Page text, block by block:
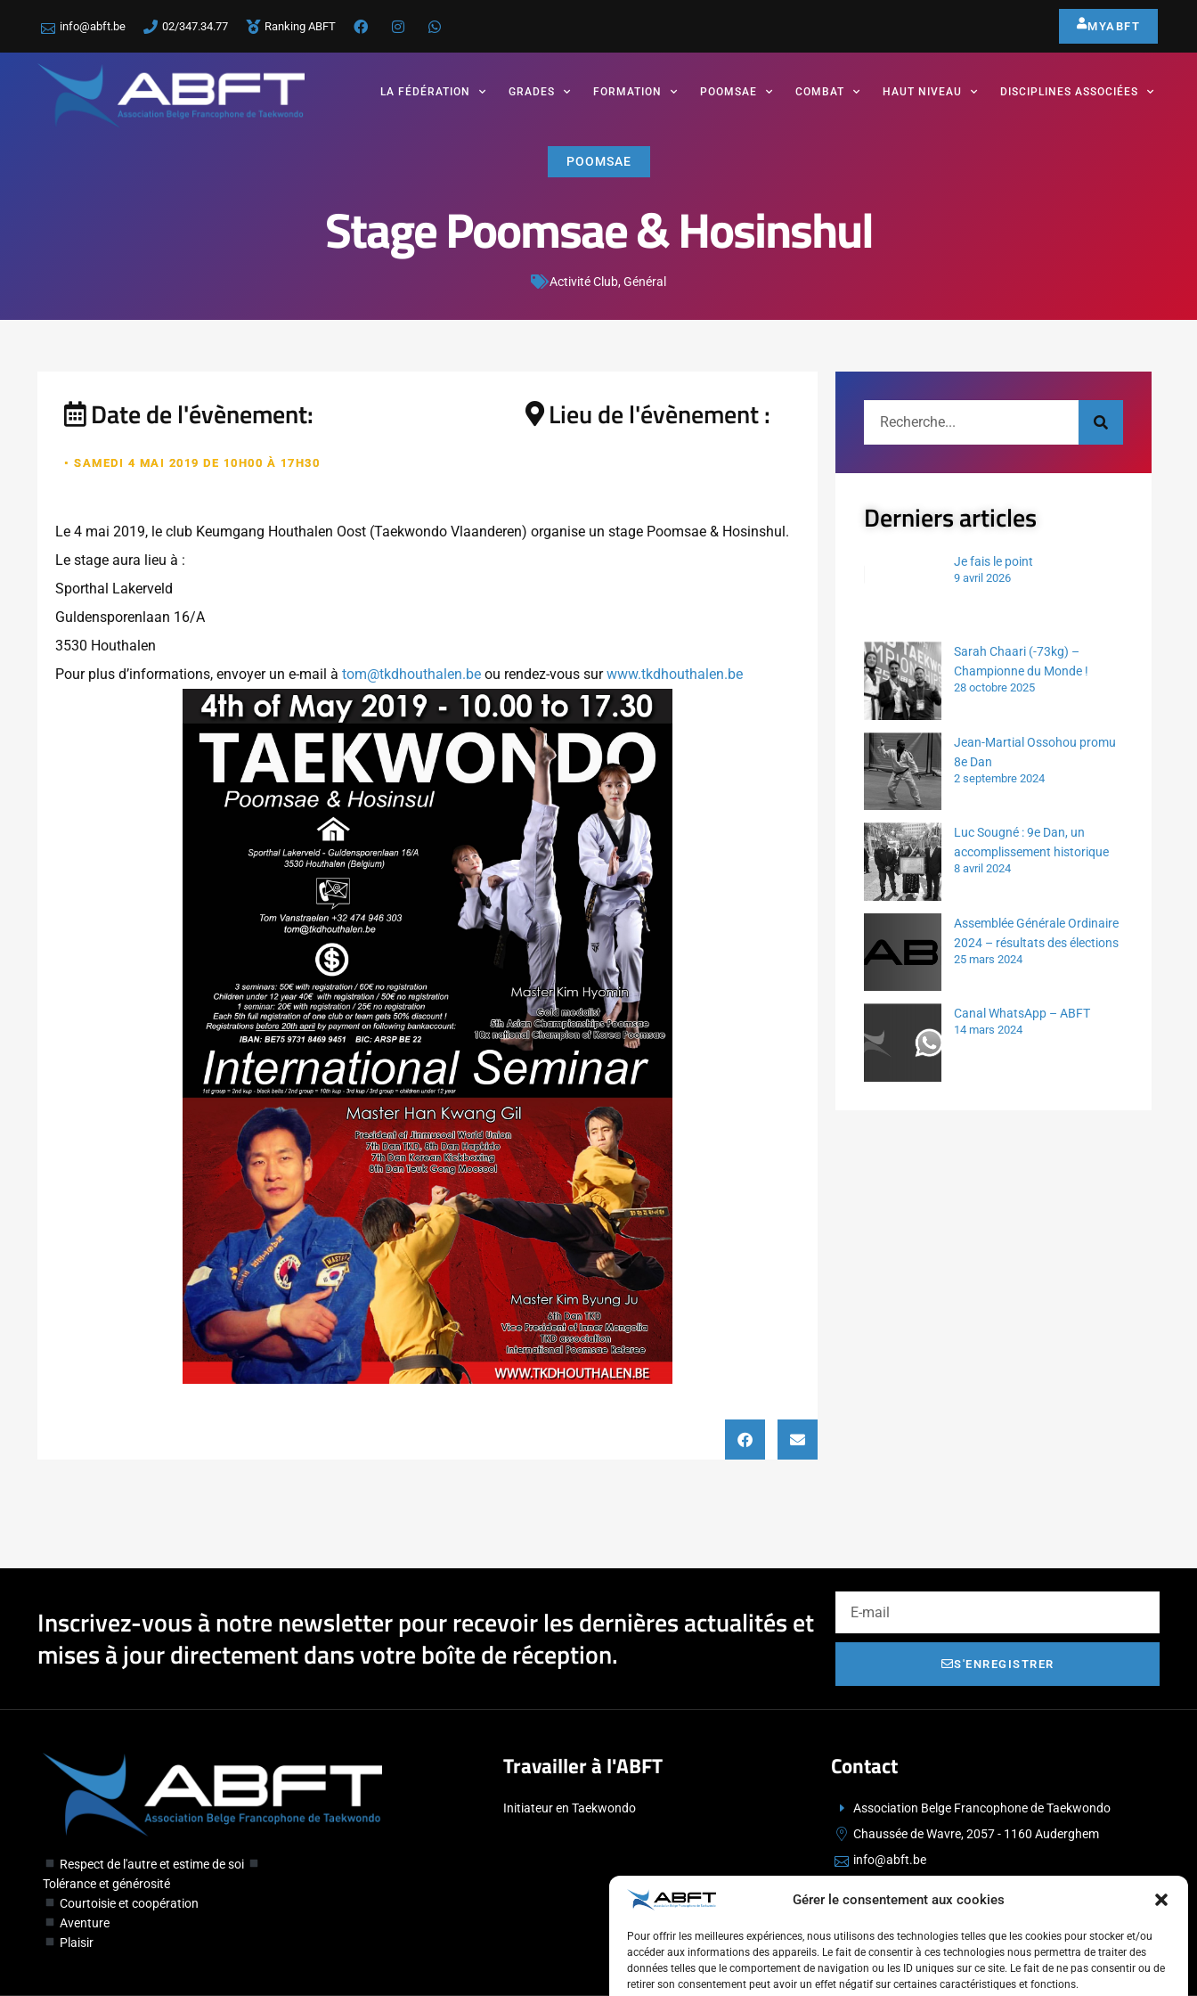
Gérer le consentement aux cookies
Pour offrir les meilleures expériences, nous utilisons des technologies telles que les cookies pour stocker et/ou
accéder aux informations des appareils. Le fait de consentir à ces technologies nous permettra de traiter des
données telles que le comportement de navigation ou les ID uniques sur ce site. Le fait de ne pas consentir ou de
retirer son consentement peut avoir un effet négatif sur certaines caractéristiques et fonctions.
info@abft.be 02/347.34.77 Ranking ABFT MYABFT
LA FÉDÉRATION GRADES FORMATION POOMSAE COMBAT HAUT NIVEAU DISCIPLINES ASSOCIÉES
POOMSAE
Stage Poomsae & Hosinshul
Activité Club,Général
Date de l'évènement:
• SAMEDI 4 MAI 2019 DE 10H00 À 17H30
Lieu de l'évènement :
Le 4 mai 2019, le club Keumgang Houthalen Oost (Taekwondo Vlaanderen) organise un stage Poomsae & Hosinshul.
Le stage aura lieu à :
Sporthal Lakerveld
Guldensporenlaan 16/A
3530 Houthalen
Pour plus d’informations, envoyer un e-mail à tom@tkdhouthalen.be ou rendez-vous surwww.tkdhouthalen.be
Derniers articles
Je fais le point
9 avril 2026
Sarah Chaari (-73kg) –
Championne du Monde !
28 octobre 2025
Jean-Martial Ossohou promu
8e Dan
2 septembre 2024
Luc Sougné : 9e Dan, un
accomplissement historique
8 avril 2024
Assemblée Générale Ordinaire
2024 – résultats des élections
25 mars 2024
Canal WhatsApp – ABFT
14 mars 2024
Inscrivez-vous à notre newsletter pour recevoir les dernières actualités et
mises à jour directement dans votre boîte de réception.
S'ENREGISTRER
Respect de l'autre et estime de soi
Tolérance et générosité
Courtoisie et coopération
Aventure
Plaisir
Travailler à l'ABFT
Initiateur en Taekwondo
Contact
Association Belge Francophone de Taekwondo
Chaussée de Wavre, 2057 - 1160 Auderghem
info@abft.be